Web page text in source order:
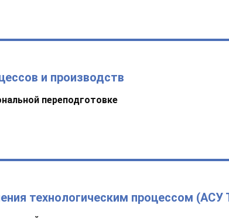
и производств
переподготовке
технологическим процессом (АСУ